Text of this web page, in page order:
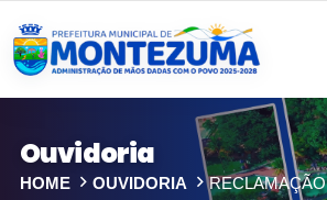
Ouvidoria
HOME OUVIDORIA RECLAMAÇÃO